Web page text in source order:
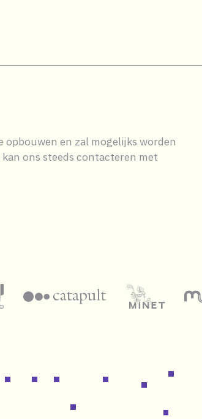
opbouwen en zal mogelijks worden
ons steeds contacteren met
catapult minet